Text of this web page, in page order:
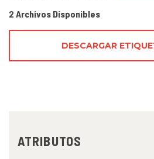
ATRIBUTOS
2 Archivos Disponibles
DESCARGAR